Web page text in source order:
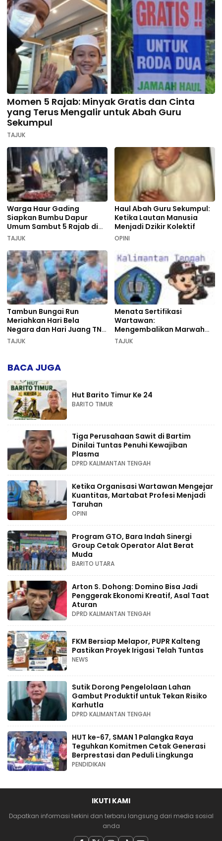
Momen 5 Rajab: Minyak Gratis dan Cinta
yang Terus Mengalir untuk Abah Guru
Sekumpul
TAJUK
Warga Haur Gading
Siapkan Bumbu Dapur
Umum Sambut 5 Rajab di
Sekumpul
TAJUK
Haul Abah Guru Sekumpul:
Ketika Lautan Manusia
Menjadi Dzikir Kolektif
OPINI
Tambun Bungai Run
Meriahkan Hari Bela
Negara dan Hari Juang TNI
AD di Palangka Raya
TAJUK
Menata Sertifikasi
Wartawan:
Mengembalikan Marwah
Pers dan Keadilan
TAJUK
BACA JUGA
Hut Barito Timur Ke 24
BARITO TIMUR
Tiga Perusahaan Sawit di Bartim
Dinilai Tuntas Penuhi Kewajiban
Plasma
DPRD KALIMANTAN TENGAH
Ketika Organisasi Wartawan Mengejar
Kuantitas, Martabat Profesi Menjadi
Taruhan
OPINI
Program GTO, Bara Indah Sinergi
Group Cetak Operator Alat Berat
Muda
BARITO UTARA
Arton S. Dohong: Domino Bisa Jadi
Penggerak Ekonomi Kreatif, Asal Taat
Aturan
DPRD KALIMANTAN TENGAH
FKM Bersiap Melapor, PUPR Kalteng
Pastikan Proyek Irigasi Telah Tuntas
NEWS
Sutik Dorong Pengelolaan Lahan
Gambut Produktif untuk Tekan Risiko
Karhutla
DPRD KALIMANTAN TENGAH
HUT ke-67, SMAN 1 Palangka Raya
Teguhkan Komitmen Cetak Generasi
Berprestasi dan Peduli Lingkunga
PENDIDIKAN
IKUTI KAMI
Dapatkan informasi terkini dan terbaru langsung dari media sosial
anda